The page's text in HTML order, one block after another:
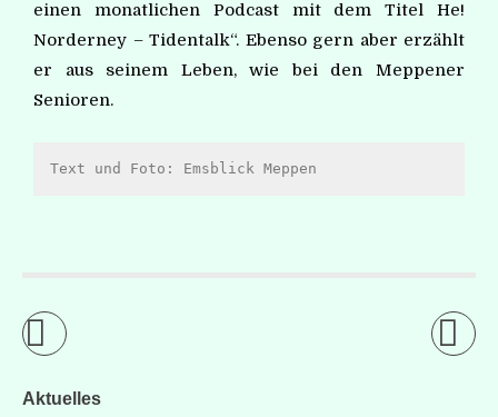
einen monatlichen Podcast mit dem Titel He!
Norderney – Tidentalk“. Ebenso gern aber erzählt
er aus seinem Leben, wie bei den Meppener
Senioren.
Text und Foto: Emsblick Meppen
Aktuelles